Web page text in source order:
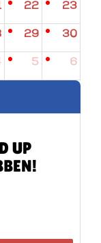
22 23
29 30
5 6
UP